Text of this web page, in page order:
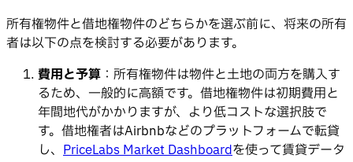
所有権物件と借地権物件のどちらかを選ぶ前に、将来の所有
者は以下の点を検討する必要があります。
費用と予算 ：所有権物件は物件と土地の両方を購入す
るため、一般的に高額です。借地権物件は初期費用と
年間地代がかかりますが、より低コストな選択肢で
す。借地権者はAirbnbなどのプラットフォームで転貸
し、 PriceLabs Market Dashboardを使って賃貸データ